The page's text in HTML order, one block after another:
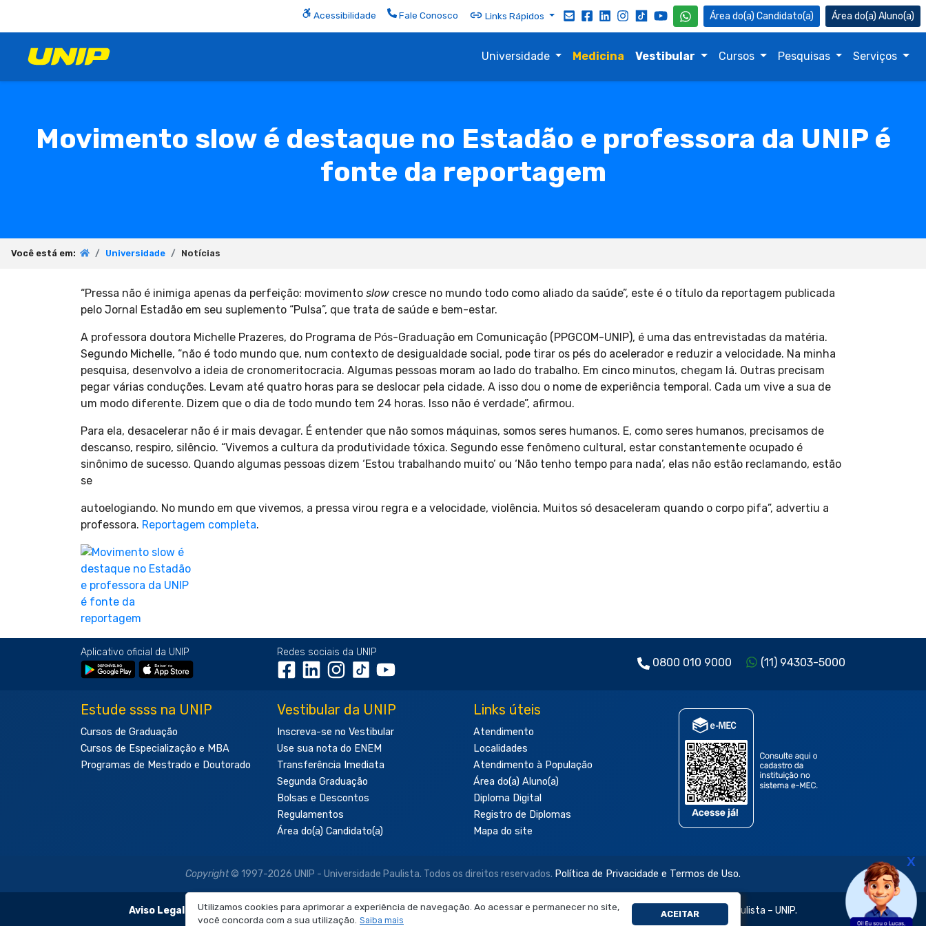
Utilizamos cookies para aprimorar a experiência de navegação. Ao acessar e permanecer no site,
você concorda com a sua utilização. Saiba mais
ACEITAR
Acessibilidade Fale Conosco Links Rápidos Candidato(a) Aluno(a)
Universidade Medicina Vestibular Cursos Pesquisas Serviços
Movimento slow é destaque no Estadão e professora da UNIP é
fonte da reportagem
Você está em: Universidade Notícias
“Pressa não é inimiga apenas da perfeição: movimento slow cresce no mundo todo como aliado da saúde”, este é o título da reportagem publicada
pelo Jornal Estadão em seu suplemento “Pulsa”, que trata de saúde e bem-estar.
A professora doutora Michelle Prazeres, do Programa de Pós-Graduação em Comunicação (PPGCOM-UNIP), é uma das entrevistadas da matéria.
Segundo Michelle, “não é todo mundo que, num contexto de desigualdade social, pode tirar os pés do acelerador e reduzir a velocidade. Na minha
pesquisa, desenvolvo a ideia de cronomeritocracia. Algumas pessoas moram ao lado do trabalho. Em cinco minutos, chegam lá. Outras precisam
pegar várias conduções. Levam até quatro horas para se deslocar pela cidade. A isso dou o nome de experiência temporal. Cada um vive a sua de
um modo diferente. Dizem que o dia de todo mundo tem 24 horas. Isso não é verdade”, afirmou.
Para ela, desacelerar não é ir mais devagar. É entender que não somos máquinas, somos seres humanos. E, como seres humanos, precisamos de
descanso, respiro, silêncio. “Vivemos a cultura da produtividade tóxica. Segundo esse fenômeno cultural, estar constantemente ocupado é
sinônimo de sucesso. Quando algumas pessoas dizem ‘Estou trabalhando muito’ ou ‘Não tenho tempo para nada’, elas não estão reclamando, estão
se
autoelogiando. No mundo em que vivemos, a pressa virou regra e a velocidade, violência. Muitos só desaceleram quando o corpo pifa”, advertiu a
professora. Reportagem completa.
Aplicativo oficial da UNIP Redes sociais da UNIP
0800 010 9000 (11) 94303-5000
Estude ssss na UNIP
Cursos de Graduação
Cursos de Especialização e MBA
Programas de Mestrado e Doutorado
Vestibular da UNIP
Inscreva-se no Vestibular
Use sua nota do ENEM
Transferência Imediata
Segunda Graduação
Bolsas e Descontos
Regulamentos
Área do(a) Candidato(a)
Links úteis
Atendimento
Localidades
Atendimento à População
Área do(a) Aluno(a)
Diploma Digital
Registro de Diplomas
Mapa do site
Copyright© 1997-2026 UNIP - Universidade Paulista. Todos os direitos reservados. Política de Privacidade e Termos de Uso.
Aviso Legal:
As imagens disponibilizadas neste site são de uso exclusivo institucional do Sistema de Ensino Objetivo e da Universidade Paulista – UNIP.
X